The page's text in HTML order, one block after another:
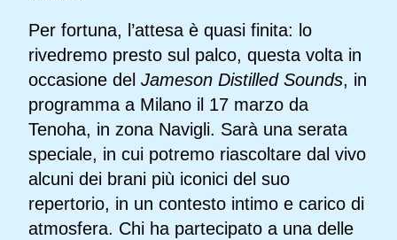
Per fortuna, l’attesa è quasi finita: lo
rivedremo presto sul palco, questa volta in
occasione del Jameson Distilled Sounds, in
programma a Milano il 17 marzo da
Tenoha, in zona Navigli. Sarà una serata
speciale, in cui potremo riascoltare dal vivo
alcuni dei brani più iconici del suo
repertorio, in un contesto intimo e carico di
atmosfera. Chi ha partecipato a una delle